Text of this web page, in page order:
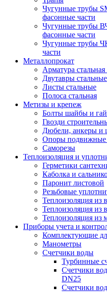
Чугунные трубы
фасонные части
Чугунные трубы
фасонные части
Чугунные трубы
части
Металлопрокат
Арматура стальная
Двутавры стальные
Листы стальные
Полоса стальная
Метизы и крепеж
Болты шайбы и
Гвозди
Дюбели, анкеры и
Опоры подвижные
Саморезы
Теплоизоляция и
Герметики
Каболка и
Паронит листовой
Резьбовые
Теплоизоляция из
Теплоизоляция из
Теплоизоляция из
Приборы учета и
Комплектующие
Манометры
Счетчики воды
Турбинные
Счетчики
DN25
Счетчики